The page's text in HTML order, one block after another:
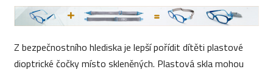
Z bezpečnostního hlediska je lepší pořídit dítěti plastové
dioptrické čočky místo skleněných. Plastová skla mohou